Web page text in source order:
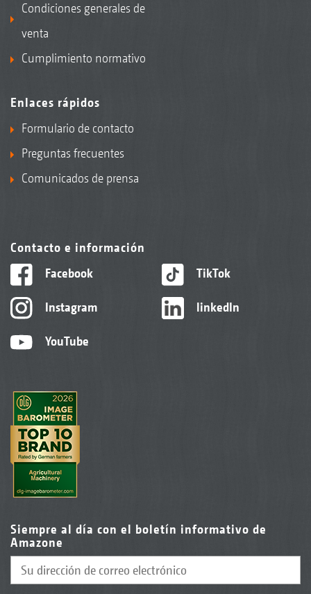
Condiciones generales de
venta
Cumplimiento normativo
Enlaces rápidos
Formulario de contacto
Preguntas frecuentes
Comunicados de prensa
Contacto e información
Facebook
Instagram
YouTube
TikTok
linkedIn
Siempre al día con el boletín informativo de
Amazone